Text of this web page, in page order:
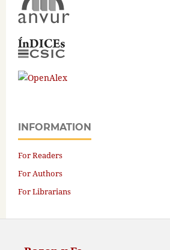
INFORMATION
For Readers
For Authors
For Librarians